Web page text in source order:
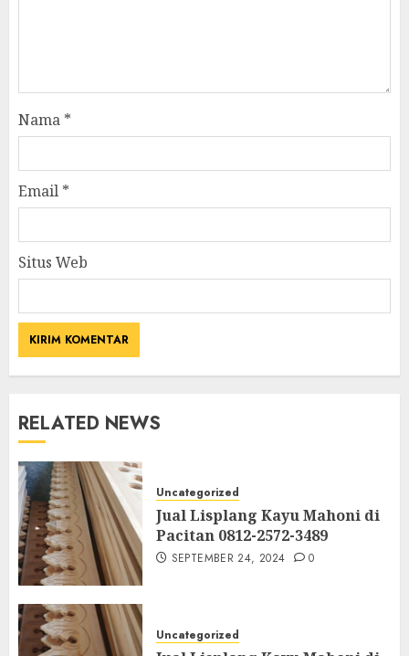
Nama *
Email *
Situs Web
RELATED NEWS
Uncategorized
Jual Lisplang Kayu Mahoni di
Pacitan 0812-2572-3489
SEPTEMBER 24, 2024 0
Uncategorized